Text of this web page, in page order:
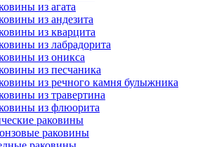
из агата
из андезита
из кварцита
из лабрадорита
из оникса
из песчаника
из речного камня булыжника
из травертина
из флюорита
раковины
раковины